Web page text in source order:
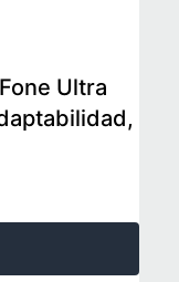
Ultra